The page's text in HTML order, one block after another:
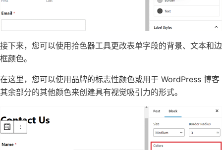
接下来，您可以使用拾色器工具更改表单字段的背景、文本和边
框颜色。
在这里，您可以使用品牌的标志性颜色或用于 WordPress 博客
其余部分的其他颜色来创建具有视觉吸引力的形式。